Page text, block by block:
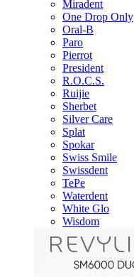
Miradent
One Drop Only
Oral-B
Paro
Pierrot
President
R.O.C.S.
Ruijie
Sherbet
Silver Care
Splat
Spokar
Swiss Smile
Swissdent
TePe
Waterdent
White Glo
Wisdom